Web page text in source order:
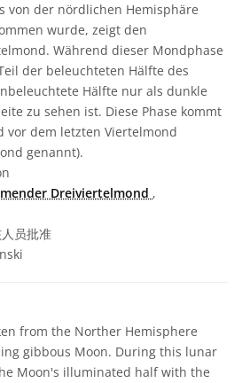
von der nördlichen Hemisphäre
wurde, zeigt den
Während dieser Mondphase
der beleuchteten Hälfte des
Hälfte nur als dunkle
zu sehen ist. Diese Phase kommt
vor dem letzten Viertelmond
genannt).
Dreiviertelmond ,
员批准
from the Norther Hemisphere
gibbous Moon. During this lunar
Moon's illuminated half with the